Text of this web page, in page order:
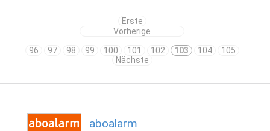
Erste
Vorherige
96
97 98 99 100 101 102 103 104
105
Nächste
aboalarm